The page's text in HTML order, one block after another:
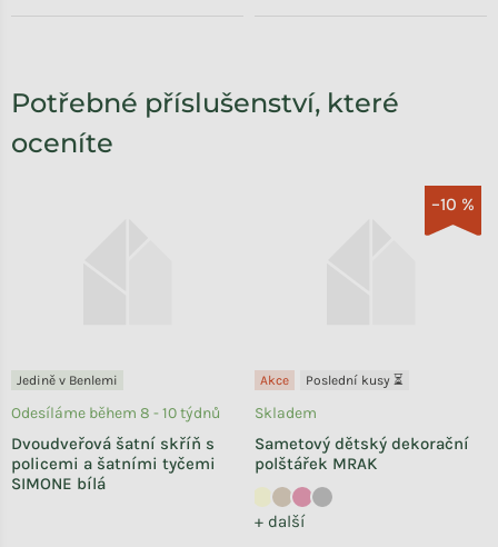
Potřebné příslušenství, které
oceníte
Jedině v Benlemi
Dvoudveřová šatní skříň s
policemi a šatními tyčemi
SIMONE bílá
Odesíláme během 8 - 10 týdnů
–10 %
Akce Poslední kusy ⏳
Sametový dětský dekorační
polštářek MRAK
+ další
Skladem